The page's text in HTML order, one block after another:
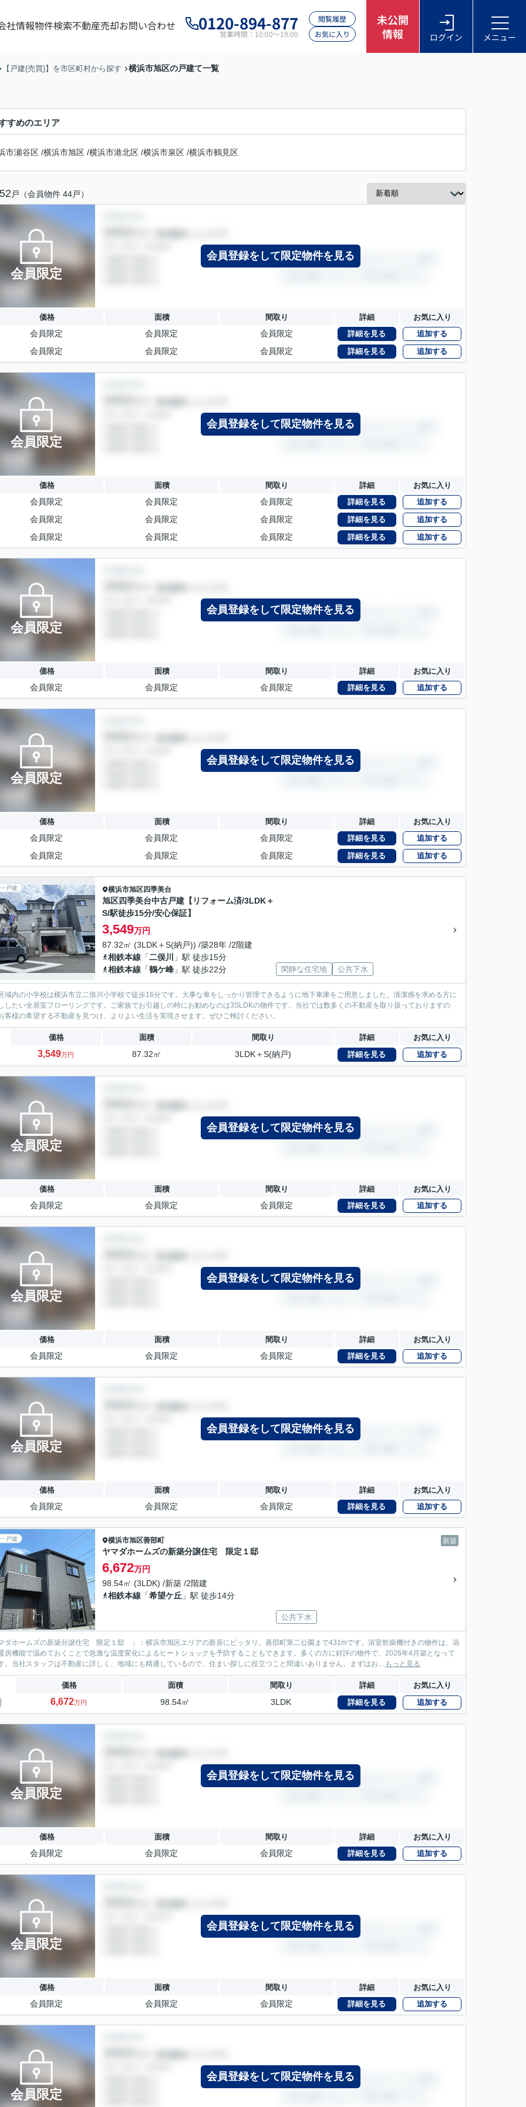
社情報物件検索不動産売却お問い合わせ 0120-894-877
営業時間：10:00～19:00
閲覧履歴
お気に入り
未公開
情報
ログイン メニュー
【戸建(売買)】を市区町村から探す 横浜市旭区の戸建て一覧
すめのエリア
市瀬谷区 /横浜市旭区 /横浜市港北区 /横浜市泉区 /横浜市鶴見区
52 戸（会員物件 44戸）
会員限定
会員登録をして限定物件を見る
価格 面積 間取り 詳細 お気に入り
会員限定 会員限定 会員限定 詳細を見る 追加する
会員限定 会員限定 会員限定 詳細を見る 追加する
会員限定
会員登録をして限定物件を見る
価格 面積 間取り 詳細 お気に入り
会員限定 会員限定 会員限定 詳細を見る 追加する
会員限定 会員限定 会員限定 詳細を見る 追加する
会員限定 会員限定 会員限定 詳細を見る 追加する
会員限定
会員登録をして限定物件を見る
価格 面積 間取り 詳細 お気に入り
会員限定 会員限定 会員限定 詳細を見る 追加する
会員限定
会員登録をして限定物件を見る
価格 面積 間取り 詳細 お気に入り
会員限定 会員限定 会員限定 詳細を見る 追加する
会員限定 会員限定 会員限定 詳細を見る 追加する
戸建 横浜市旭区四季美台
旭区四季美台中古戸建【リフォーム済/3LDK＋
S/駅徒歩15分/安心保証】
3,549万円
87.32㎡ (3LDK＋S(納戸)) /築28年 /2階建
相鉄本線 「二俣川
」駅 徒歩15分
相鉄本線 「鶴ケ峰 」駅 徒歩22分 閑静な住宅地 公共下水
域内の小学校は横浜市立二俣川小学校で徒歩16分です。大事な車をしっかり管理できるように地下車庫をご用意しました。清潔感を求める方に
したい全居室フローリングです。ご家族でお引越しの時にお勧めなのは3SLDKの物件です。当社では数多くの不動産を取り扱っておりますの
客様の希望する不動産を見つけ、よりよい生活を実現させます。ぜひご検討ください。
価格 面積 間取り 詳細 お気に入り
3,549万円 87.32㎡ 3LDK＋S(納戸) 詳細を見る 追加する
会員限定
会員登録をして限定物件を見る
価格 面積 間取り 詳細 お気に入り
会員限定 会員限定 会員限定 詳細を見る 追加する
会員限定
会員登録をして限定物件を見る
価格 面積 間取り 詳細 お気に入り
会員限定 会員限定 会員限定 詳細を見る 追加する
会員限定
会員登録をして限定物件を見る
価格 面積 間取り 詳細 お気に入り
会員限定 会員限定 会員限定 詳細を見る 追加する
戸建 新築
横浜市旭区善部町
ヤマダホームズの新築分譲住宅 限定１邸
6,672万円
98.54㎡ (3LDK) /新築 /2階建
相鉄本線 「希望ケ丘 」駅 徒歩14分
公共下水
ダホームズの新築分譲住宅 限定１邸 」：横浜市旭区エリアの新居にピッタリ。善部町第二公園まで431mです。浴室乾燥機付きの物件は、浴
房機能で温めておくことで急激な温度変化によるヒートショックを予防することもできます。多くの方に好評の物件で、2026年4月築となって
。当社スタッフは不動産に詳しく、地域にも精通しているので、住まい探しに役立つこと間違いありません。まずはお... もっと見る
価格 面積 間取り 詳細 お気に入り
6,672万円 98.54㎡ 3LDK 詳細を見る 追加する
会員限定
会員登録をして限定物件を見る
価格 面積 間取り 詳細 お気に入り
会員限定 会員限定 会員限定 詳細を見る 追加する
会員限定
会員登録をして限定物件を見る
価格 面積 間取り 詳細 お気に入り
会員限定 会員限定 会員限定 詳細を見る 追加する
会員限定
会員登録をして限定物件を見る